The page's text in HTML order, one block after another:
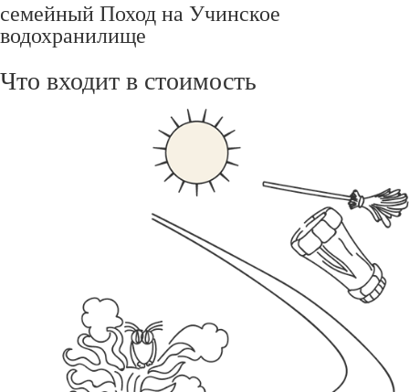
семейный Поход на Учинское
водохранилище
Что входит в стоимость